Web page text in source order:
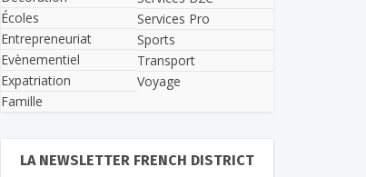
Écoles
Entrepreneuriat
Evènementiel
Expatriation
Famille
Services Pro
Sports
Transport
Voyage
LA NEWSLETTER FRENCH DISTRICT